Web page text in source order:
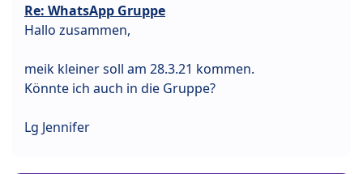
Re: WhatsApp Gruppe
Hallo zusammen,
meik kleiner soll am 28.3.21 kommen.
Könnte ich auch in die Gruppe?
Lg Jennifer